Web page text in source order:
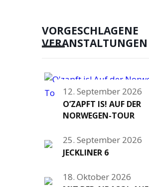
VORGESCHLAGENE
VERANSTALTUNGEN
12. September 2026
O’ZAPFT IS! AUF DER
NORWEGEN-TOUR
25. September 2026
JECKLINER 6
18. Oktober 2026